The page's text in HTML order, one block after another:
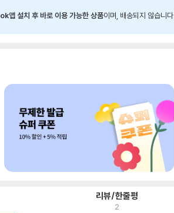
앱 설치 후 바로 이용 가능한 상품이며, 배송되지 않습니다.
리뷰/한줄평
2